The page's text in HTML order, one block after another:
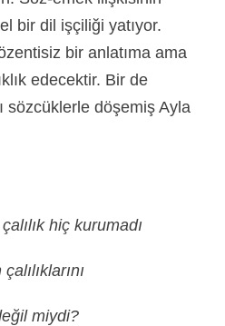
bir dil işçiliği yatıyor.
bir anlatıma ama
edecektir. Bir de
sözcüklerle döşemiş Ayla
hiç kurumadı
miydi?